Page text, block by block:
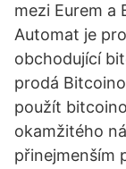
mezi Eurem a
Automat je
obchodující
prodá
použít
okamžitého
přinejmenším